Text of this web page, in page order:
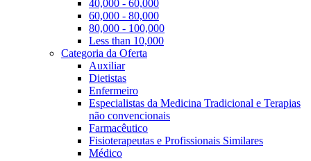
40,000 - 60,000
60,000 - 80,000
80,000 - 100,000
Less than 10,000
Categoria da Oferta
Auxiliar
Dietistas
Enfermeiro
Especialistas da Medicina Tradicional e Terapias
não convencionais
Farmacêutico
Fisioterapeutas e Profissionais Similares
Médico